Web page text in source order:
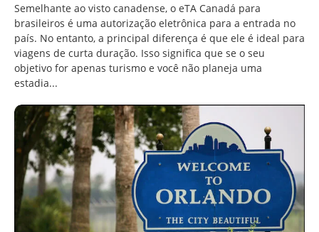
Semelhante ao visto canadense, o eTA Canadá para
brasileiros é uma autorização eletrônica para a entrada no
país. No entanto, a principal diferença é que ele é ideal para
viagens de curta duração. Isso significa que se o seu
objetivo for apenas turismo e você não planeja uma
estadia...